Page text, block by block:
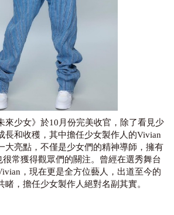
來少女》於10月份完美收官，除了看見少
長和收穫，其中擔任少女製作人的Vivian
大亮點，不僅是少女們的精神導師，擁有
常獲得觀眾們的關注。曾經在選秀舞台
，現在更是全方位藝人，出道至今的
睹，擔任少女製作人絕對名副其實。